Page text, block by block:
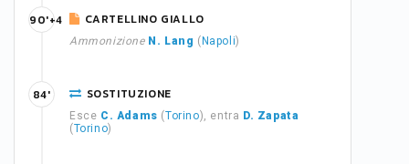
CARTELLINO GIALLO
Ammonizione N. Lang ( Napoli)
90'+4
SOSTITUZIONE
Esce C. Adams (Torino), entra D. Zapata
(Torino)
84'